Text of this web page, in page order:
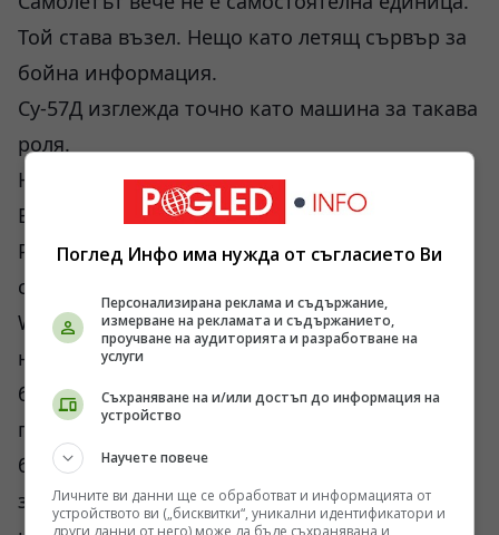
Той става възел. Нещо като летящ сървър за
бойна информация.
Су-57Д изглежда точно като машина за такава
роля.
Не просто изтребител.
Възел.
Русия вероятно се опитва да създаде
собствен вариант на концепцията Loyal
Wingman, но по по-евтин и по-механичен
начин. Австралийците, американците и
британците работят по подобни схеми от
години. Самолетът командва група
безпилотници. Дроновете разузнават,
заглушават радари, поемат риска, маркират
Поглед Инфо има нужда от съгласието Ви
Персонализирана реклама и съдържание,
измерване на рекламата и съдържанието,
проучване на аудиторията и разработване на
услуги
Съхраняване на и/или достъп до информация на
устройство
Научете повече
Личните ви данни ще се обработват и информацията от
устройството ви („бисквитки“, уникални идентификатори и
други данни от него) може да бъде съхранявана и